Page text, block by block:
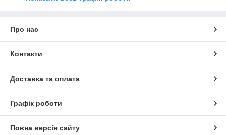
Про нас
Контакти
Доставка та оплата
Графік роботи
Повна версія сайту